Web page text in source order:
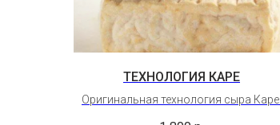
ТЕХНОЛОГИЯ КАРЕ
Оригинальная технология сыра Каре.